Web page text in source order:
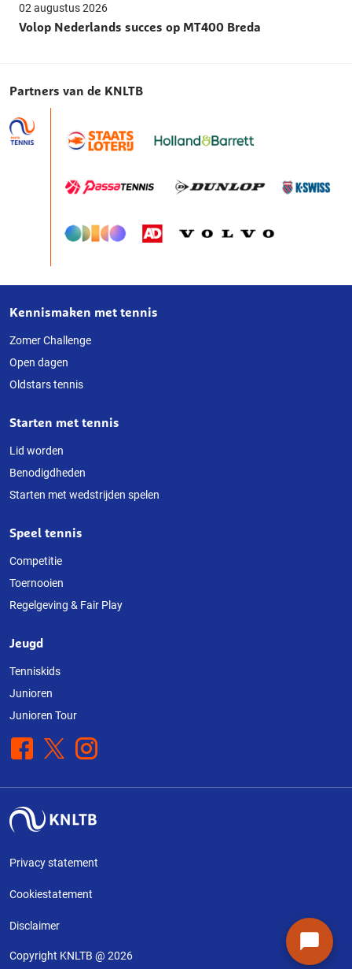
02 augustus 2026
Volop Nederlands succes op MT400 Breda
Partners van de KNLTB
Over
deze
website
Kennismaken met tennis
Zomer Challenge
Open dagen
Oldstars tennis
Starten met tennis
Lid worden
Benodigdheden
Starten met wedstrijden spelen
Speel tennis
Competitie
Toernooien
Regelgeving & Fair Play
Jeugd
Tenniskids
Junioren
Junioren Tour
Facebook
X Instagram
Privacy statement
Cookiestatement
Disclaimer
Copyright KNLTB @ 2026